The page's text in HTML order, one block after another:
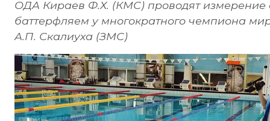
ОДА Кираев Ф.Х. (КМС) проводят измерение
баттерфляем у многократного чемпиона
А.П. Скалиуха (ЗМС)